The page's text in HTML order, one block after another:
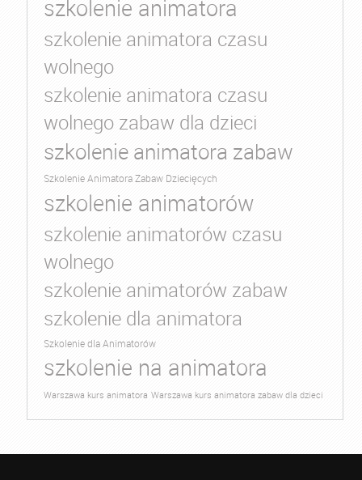
szkolenie animatora
szkolenie animatora czasu
wolnego
szkolenie animatora czasu
wolnego zabaw dla dzieci
szkolenie animatora zabaw
Szkolenie Animatora Zabaw Dziecięcych
szkolenie animatorów
szkolenie animatorów czasu
wolnego
szkolenie animatorów zabaw
szkolenie dla animatora
Szkolenie dla Animatorów
szkolenie na animatora
Warszawa kurs animatora Warszawa kurs animatora zabaw dla dzieci